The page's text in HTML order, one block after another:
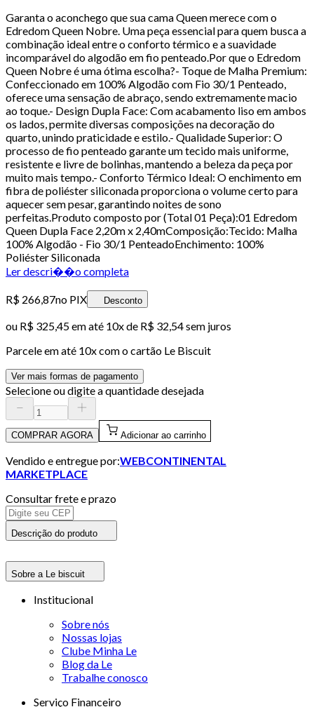
Garanta o aconchego que sua cama Queen merece com o
Edredom Queen Nobre. Uma peça essencial para quem busca a
combinação ideal entre o conforto térmico e a suavidade
incomparável do algodão em fio penteado.Por que o Edredom
Queen Nobre é uma ótima escolha?- Toque de Malha Premium:
Confeccionado em 100% Algodão com Fio 30/1 Penteado,
oferece uma sensação de abraço, sendo extremamente macio
ao toque.- Design Dupla Face: Com acabamento liso em ambos
os lados, permite diversas composições na decoração do
quarto, unindo praticidade e estilo.- Qualidade Superior: O
processo de fio penteado garante um tecido mais uniforme,
resistente e livre de bolinhas, mantendo a beleza da peça por
muito mais tempo.- Conforto Térmico Ideal: O enchimento em
fibra de poliéster siliconada proporciona o volume certo para
aquecer sem pesar, garantindo noites de sono
perfeitas.Produto composto por (Total 01 Peça):01 Edredom
Queen Dupla Face 2,20m x 2,40mComposição:Tecido: Malha
100% Algodão - Fio 30/1 PenteadoEnchimento: 100%
Poliéster Siliconada
Ler descri��o completa
R$ 266,87no PIX Desconto
ou R$ 325,45em até 10x de R$ 32,54 sem juros
Parcele em até 10x com o cartão Le Biscuit
Ver mais formas de pagamento
Selecione ou digite a quantidade desejada
COMPRAR AGORA Adicionar ao carrinho
Vendido e entregue por:WEBCONTINENTAL
MARKETPLACE
Consultar frete e prazo
Descrição do produto
Sobre a Le biscuit
Institucional
Sobre nós
Nossas lojas
Clube Minha Le
Blog da Le
Trabalhe conosco
Serviço Financeiro